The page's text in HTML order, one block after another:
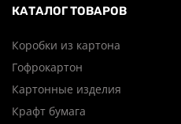
КАТАЛОГ ТОВАРОВ
Коробки из картона
Гофрокартон
Картонные изделия
Крафт бумага